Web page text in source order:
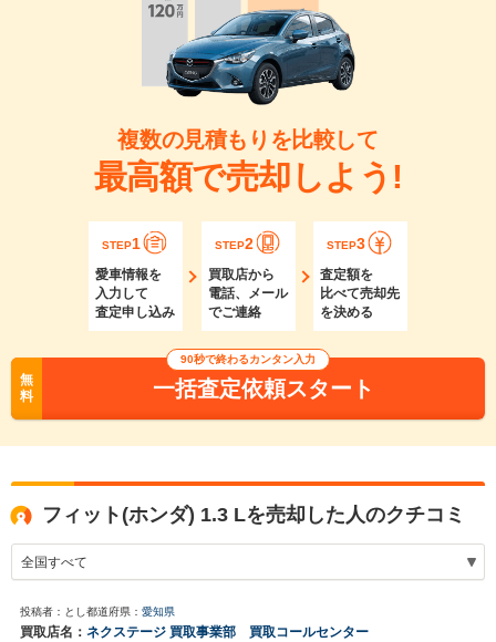
複数の見積もりを比較して
最高額で売却しよう!
STEP1
愛車情報を
入力して
査定申し込み
STEP2
買取店から
電話、メール
でご連絡
STEP3
査定額を
比べて売却先
を決める
無
料
90秒で終わるカンタン入力
一括査定依頼スタート
フィット(ホンダ) 1.3 Lを売却した人のクチコミ
投稿者：とし 都道府県： 愛知県
買取店名： ネクステージ 買取事業部 買取コールセンター